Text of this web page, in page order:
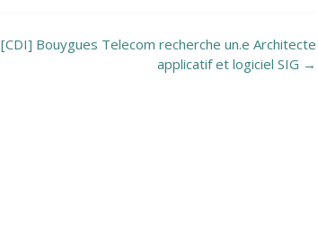
[CDI] Bouygues Telecom recherche un.e Architecte
applicatif et logiciel SIG →